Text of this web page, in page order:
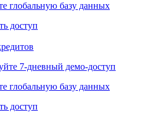
IPO/SPO
7-дневный
глобальную базу данных
доступ
7-дневный